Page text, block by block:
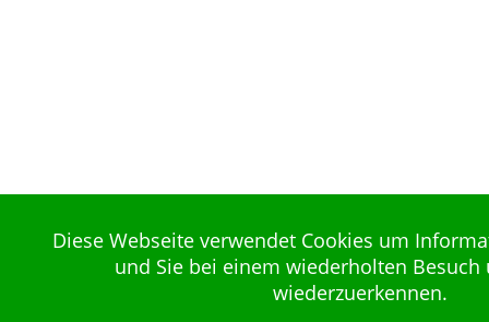
Diese Webseite verwendet Cookies um
und Sie bei einem wiederholten Besuch
wiederzuerkennen.